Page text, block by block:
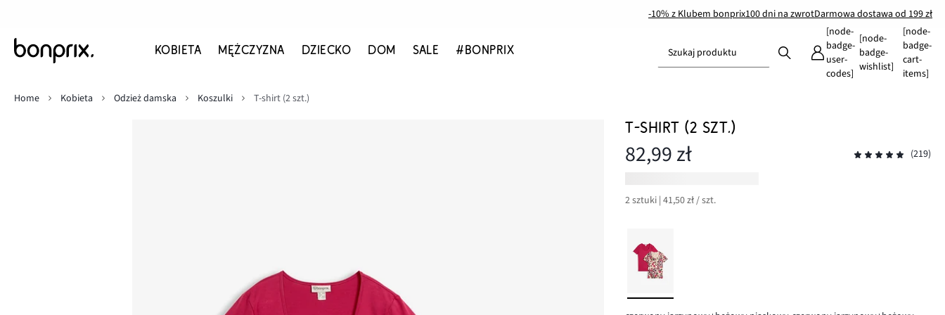
-10% z Klubem bonprix100 dni na zwrotDarmowa dostawa od 199 zł
KOBIETA MĘŻCZYZNA DZIECKO DOM SALE #BONPRIX Szukaj produktu
[node-
badge-
user-
codes]
[node-
badge-
wishlist]
[node-
badge-
cart-
items]
Home
Kobieta Odzież damska Koszulki T-shirt (2 szt.)
T-SHIRT (2 SZT.)
82,99 zł (219)
2 sztuki | 41,50 zł / szt.